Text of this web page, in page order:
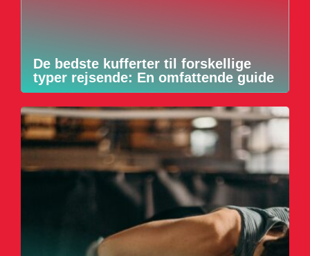
De bedste kufferter til forskellige
typer rejsende: En omfattende guide